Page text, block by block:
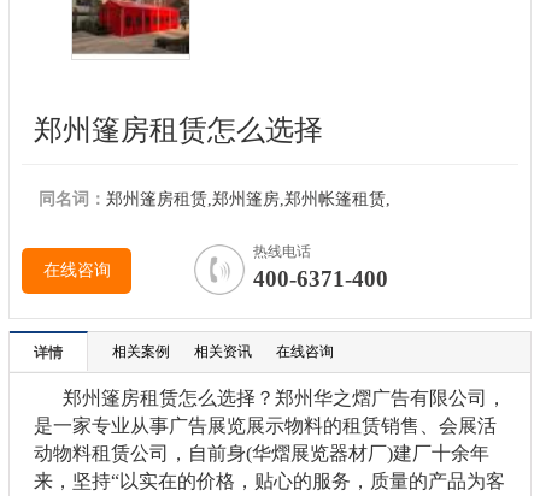
郑州篷房租赁怎么选择
同名词： 郑州篷房租赁,郑州篷房,郑州帐篷租赁,
在线咨询
热线电话
400-6371-400
详情 相关案例 相关资讯 在线咨询
郑州篷房租赁怎么选择？郑州华之熠广告有限公司，
是一家专业从事广告展览展示物料的租赁销售、会展活
动物料租赁公司，自前身(华熠展览器材厂)建厂十余年
来，坚持“以实在的价格，贴心的服务，质量的产品为客